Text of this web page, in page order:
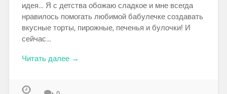
идея… Я с детства обожаю сладкое и мне всегда
нравилось помогать любимой бабулечке создавать
вкусные торты, пирожные, печенья и булочки! И
сейчас…
Читать далее →